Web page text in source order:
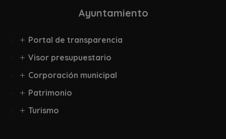
Ayuntamiento
Portal de transparencia
Visor presupuestario
Corporación municipal
Patrimonio
Turismo